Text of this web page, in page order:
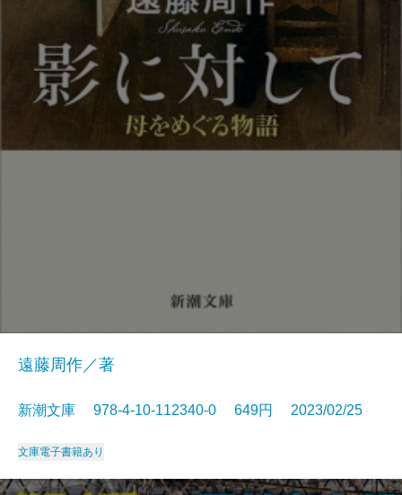
遠藤周作／著
新潮文庫 978-4-10-112340-0 649円 2023/02/25
文庫電子書籍あり